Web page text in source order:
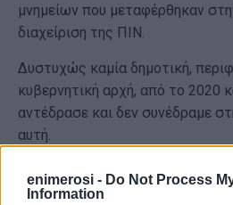
enimerosi - Do Not Process
Information
μνημείων που μεταφέρθηκαν
διαχείριση της ΠΙΝ.
Δυστυχώς καμία δημοτική,
κυβερνητική αρχή, από το 2020
αντέδρασε και δεν συνέδραμε
αυτή.
Μετά την γελοιότητα των
της κυβέρνησης και των